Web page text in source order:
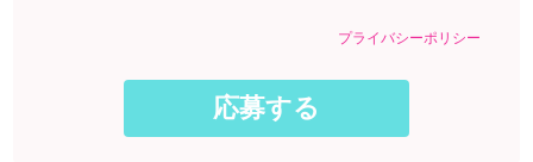
プライバシーポリシー